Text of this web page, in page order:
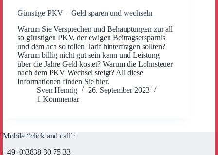
Günstige PKV – Geld sparen und wechseln
Warum Sie Versprechen und Behauptungen zur all
so günstigen PKV, der ewigen Beitragsersparnis
und dem ach so tollen Tarif hinterfragen sollten?
Warum billig nicht gut sein kann und Leistung
über die Jahre Geld kostet? Warum die Lohnsteuer
nach dem PKV Wechsel steigt? All diese
Informationen finden Sie hier.
Sven Hennig
26. September 2023
1 Kommentar
Mobile “click and call”:
+49 (0)3838 30 75 33